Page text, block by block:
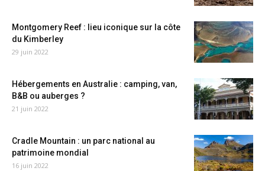
Montgomery Reef : lieu iconique sur la côte
du Kimberley
29 juin 2022
Hébergements en Australie : camping, van,
B&B ou auberges ?
21 juin 2022
Cradle Mountain : un parc national au
patrimoine mondial
16 juin 2022